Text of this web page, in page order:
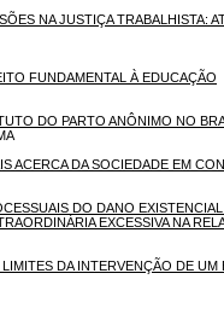
NA JUSTIÇA TRABALHISTA:
FUNDAMENTAL À EDUCAÇÃO
DO PARTO ANÔNIMO NO
ACERCA DA SOCIEDADE EM
DO DANO
EXCESSIVA NA
DA INTERVENÇÃO DE